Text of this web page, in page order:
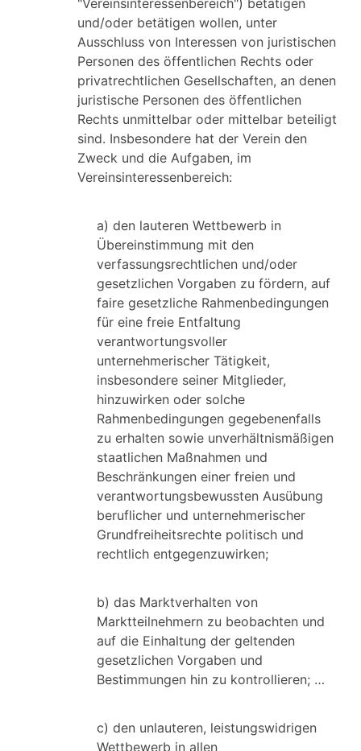
"Vereinsinteressenbereich") betätigen
und/oder betätigen wollen, unter
Ausschluss von Interessen von juristischen
Personen des öffentlichen Rechts oder
privatrechtlichen Gesellschaften, an denen
juristische Personen des öffentlichen
Rechts unmittelbar oder mittelbar beteiligt
sind. Insbesondere hat der Verein den
Zweck und die Aufgaben, im
Vereinsinteressenbereich:
a) den lauteren Wettbewerb in
Übereinstimmung mit den
verfassungsrechtlichen und/oder
gesetzlichen Vorgaben zu fördern, auf
faire gesetzliche Rahmenbedingungen
für eine freie Entfaltung
verantwortungsvoller
unternehmerischer Tätigkeit,
insbesondere seiner Mitglieder,
hinzuwirken oder solche
Rahmenbedingungen gegebenenfalls
zu erhalten sowie unverhältnismäßigen
staatlichen Maßnahmen und
Beschränkungen einer freien und
verantwortungsbewussten Ausübung
beruflicher und unternehmerischer
Grundfreiheitsrechte politisch und
rechtlich entgegenzuwirken;
b) das Marktverhalten von
Marktteilnehmern zu beobachten und
auf die Einhaltung der geltenden
gesetzlichen Vorgaben und
Bestimmungen hin zu kontrollieren; …
c) den unlauteren, leistungswidrigen
Wettbewerb in allen